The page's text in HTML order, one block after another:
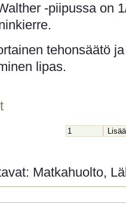
-piipussa on
tehonsäätö ja
lipas.
Matkahuolto,